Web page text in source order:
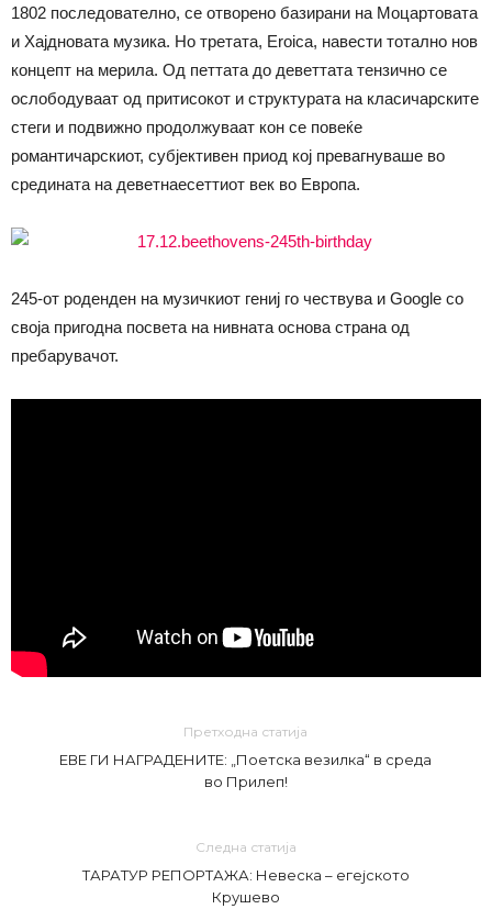
1802 последователно, се отворено базирани на Моцартовата
и Хајдновата музика. Но третата, Eroica, навести тотално нов
концепт на мерила. Од петтата до деветтата тензично се
ослободуваат од притисокот и структурата на класичарските
стеги и подвижно продолжуваат кон се повеќе
романтичарскиот, субјективен приод кој превагнуваше во
средината на деветнаесеттиот век во Европа.
245-от роденден на музичкиот гениј го чествува и Google со
своја пригодна посвета на нивната основа страна од
пребарувачот.
Претходна статија
ЕВЕ ГИ НАГРАДЕНИТЕ: „Поетска везилка“ в среда
во Прилеп!
Следна статија
ТАРАТУР РЕПОРТАЖА: Невеска – егејското
Крушево